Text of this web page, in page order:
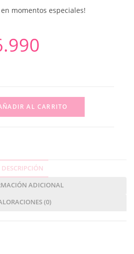
momentos especiales!
AL CARRITO
DESCRIPCIÓN
ADICIONAL
(0)